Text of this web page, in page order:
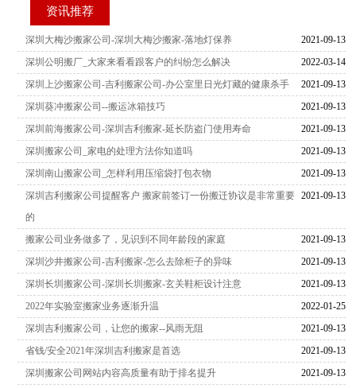
资讯推荐
2021-09-13
深圳大梅沙搬家公司-深圳大梅沙搬家-落地灯保养
2022-03-14
深圳公明搬厂_大家来看看跟客户的纠纷怎么解决
2021-09-13
深圳上沙搬家公司-吉利搬家公司-办公室里日光灯藏的健康杀手
2021-09-13
深圳葵冲搬家公司--搬运冰箱技巧
2021-09-13
深圳前海搬家公司-深圳吉利搬家-延长防盗门使用寿命
2021-09-13
深圳搬家公司_家电的处理方法你知道吗
2021-09-13
深圳南山搬家公司_怎样利用压缩袋打包衣物
2021-09-13
深圳吉利搬家公司提醒客户 搬家前签订一份搬迁协议是非常重要
的
2021-09-13
搬家公司业务做多了，见识到不同年龄段的家庭
2021-09-13
深圳沙井搬家公司-吉利搬家-怎么去除柜子的异味
2021-09-13
深圳长圳搬家公司-深圳长圳搬家-玄关鞋柜设计注意
2022-01-25
2022年实验室搬家业务逐渐升温
2021-09-13
深圳吉利搬家公司，让您的搬家--风雨无阻
2021-09-13
省钱/安全2021年深圳吉利搬家是首选
2021-09-13
深圳搬家公司网站内容高质量有助于排名提升